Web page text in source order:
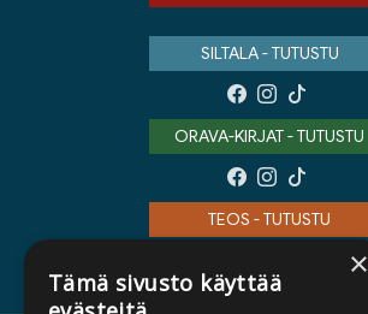
SILTALA - TUTUSTU
ORAVA-KIRJAT - TUTUSTU
TEOS - TUTUSTU
×
Tämä sivusto käyttää